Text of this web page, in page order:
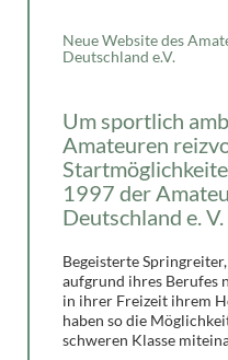
Neue Website des
Deutschland e.V.
Um sportlich
Amateuren
1997 der
Deutschland e.
Begeisterte
aufgrund ihres Berufes
in ihrer Freizeit ihrem
haben so die
schweren Klasse